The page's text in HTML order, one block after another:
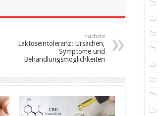
nächste
Laktoseintoleranz: Ursachen,
Symptome und
Behandlungsmöglichkeiten